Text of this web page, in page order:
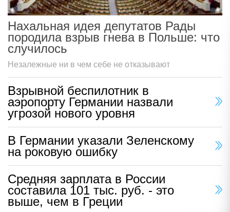
Нахальная идея депутатов Рады
породила взрыв гнева в Польше: что
случилось
Незалежные ни в чем себе не отказывают
Взрывной беспилотник в
аэропорту Германии назвали
угрозой нового уровня
В Германии указали Зеленскому
на роковую ошибку
Средняя зарплата в России
составила 101 тыс. руб. - это
выше, чем в Греции